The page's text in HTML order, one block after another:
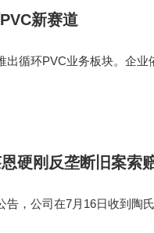
新赛道
循环PVC业务板块。企业
转型已成定局。
硬刚反垄断旧案索
，公司在7月16日收到陶